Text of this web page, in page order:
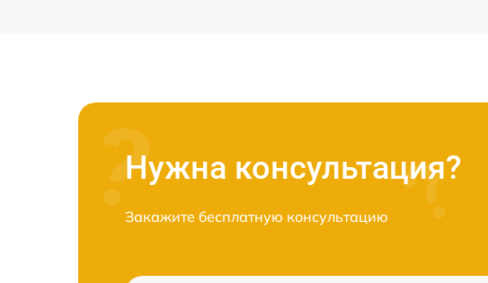
Нужна консультация?
Закажите бесплатную консультацию